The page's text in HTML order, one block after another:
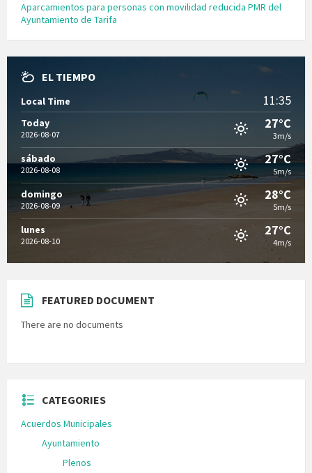
Aparcamientos para personas con movilidad reducida PMR del
Ayuntamiento de Tarifa
EL TIEMPO
Local Time 11:35
Today
2026-08-07
27°C
3m/s
sábado
2026-08-08
27°C
5m/s
domingo
2026-08-09
28°C
5m/s
lunes
2026-08-10
27°C
4m/s
FEATURED DOCUMENT
There are no documents
CATEGORIES
Acuerdos Municipales
Ayuntamiento
Plenos